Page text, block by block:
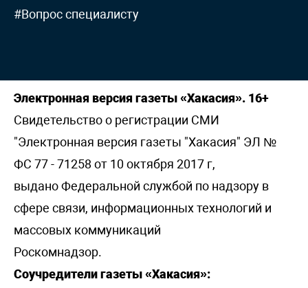
#Вопрос специалисту
Электронная версия газеты «Хакасия». 16+
Свидетельство о регистрации СМИ
"Электронная версия газеты "Хакасия" ЭЛ №
ФС 77 - 71258 от 10 октября 2017 г,
выдано Федеральной службой по надзору в
сфере связи, информационных технологий и
массовых коммуникаций
Роскомнадзор.
Соучредители газеты «Хакасия»: